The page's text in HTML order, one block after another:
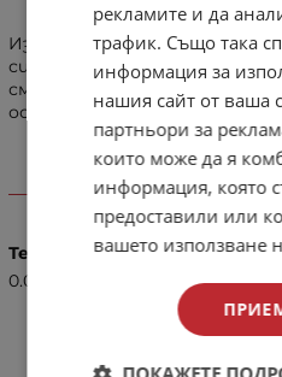
Изпарителната глава MG
система Quick Change, която
смяна на памука. The
осигурява чудесен вкус.
Тегло (кг.)
0.01
рекламите и да
трафик. Също така
информация за
нашия сайт от ваша
партньори за
които може да я
информация, която
предоставили или
вашето използване